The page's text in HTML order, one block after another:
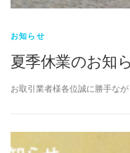
お知らせ
夏季休業のお知
お取引業者様各位誠に勝手な